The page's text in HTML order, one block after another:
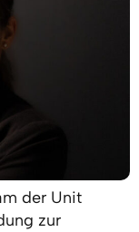
der Unit
zur